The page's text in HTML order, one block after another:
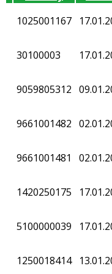
1025001167
30100003
9059805312
9661001482
9661001481
1420250175
5100000039
1250018414